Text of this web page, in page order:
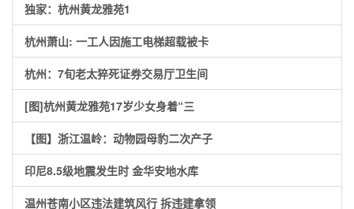
独家：杭州黄龙雅苑1
杭州萧山: 一工人因施工电梯超载被卡
杭州：7旬老太猝死证券交易厅卫生间
[图]杭州黄龙雅苑17岁少女身着“三
【图】浙江温岭：动物园母豹二次产子
印尼8.5级地震发生时 金华安地水库
温州苍南小区违法建筑风行 拆违建拿领